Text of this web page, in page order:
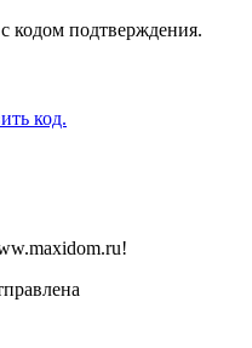
кодом подтверждения.
код.